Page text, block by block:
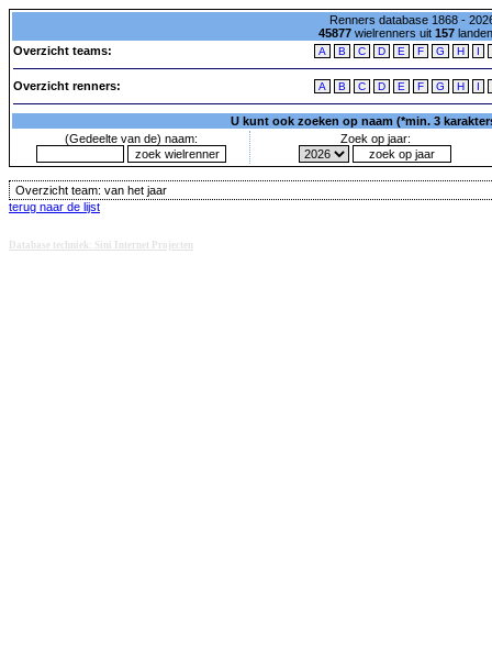
Renners database 1868 -
45877wielrenners uit 157
Overzicht teams:
A B C D E F G H I
Overzicht renners: A B C D E F G H I
U kunt ook zoeken op naam (*min. 3
(Gedeelte van de) naam:
Zoek op jaar:
Overzicht team: van het jaar
terug naar de lijst
Database techniek: Sini Internet Projecten